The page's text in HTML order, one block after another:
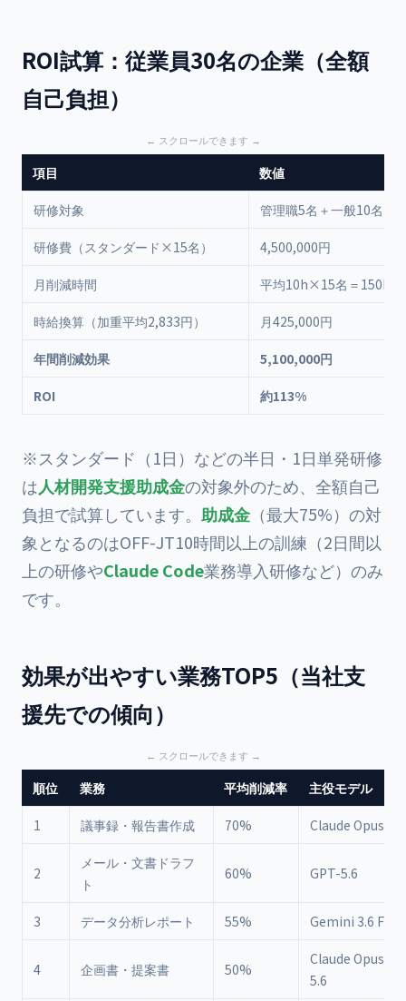
ROI試算：従業員30名の企業（全額
自己負担）
項目 数値
研修対象 管理職5名＋一般10名＝
研修費（スタンダード×15名） 4,500,000円
月削減時間 平均10h×15名＝150h/
時給換算（加重平均2,833円） 月425,000円
年間削減効果 5,100,000円
ROI 約113%
※スタンダード（1日）などの半日・1日単発研修
は人材開発支援助成金の対象外のため、全額自己
負担で試算しています。 助成金 （最大75%）の対
象となるのはOFF-JT10時間以上の訓練（2日間以
上の研修やClaude Code業務導入研修など）のみ
です。
効果が出やすい業務TOP5（当社支
援先での傾向）
順位 業務 平均削減率 主役モデル
1 議事録・報告書作成 70% Claude Opus 5
2
メール・文書ドラフ
ト
60% GPT-5.6
3 データ分析レポート 55% Gemini 3.6
4 企画書・提案書 50%
Claude Opus 5
5.6